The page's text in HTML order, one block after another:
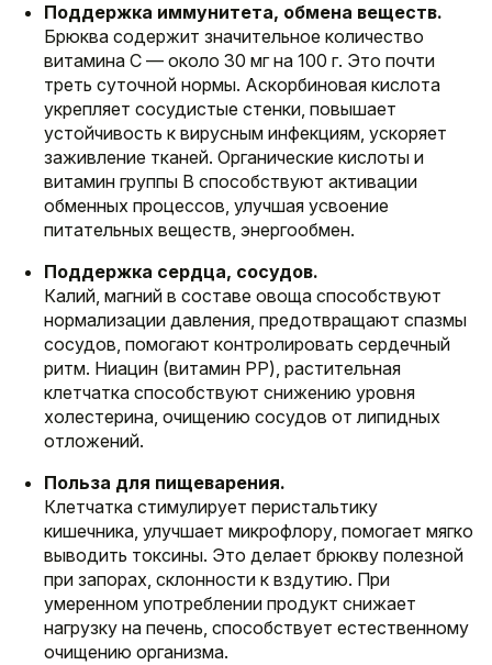
Поддержка иммунитета, обмена веществ.
Брюква содержит значительное количество
витамина C — около 30 мг на 100 г. Это почти
треть суточной нормы. Аскорбиновая кислота
укрепляет сосудистые стенки, повышает
устойчивость к вирусным инфекциям, ускоряет
заживление тканей. Органические кислоты и
витамин группы B способствуют активации
обменных процессов, улучшая усвоение
питательных веществ, энергообмен.
Поддержка сердца, сосудов.
Калий, магний в составе овоща способствуют
нормализации давления, предотвращают спазмы
сосудов, помогают контролировать сердечный
ритм. Ниацин (витамин PP), растительная
клетчатка способствуют снижению уровня
холестерина, очищению сосудов от липидных
отложений.
Польза для пищеварения.
Клетчатка стимулирует перистальтику
кишечника, улучшает микрофлору, помогает мягко
выводить токсины. Это делает брюкву полезной
при запорах, склонности к вздутию. При
умеренном употреблении продукт снижает
нагрузку на печень, способствует естественному
очищению организма.